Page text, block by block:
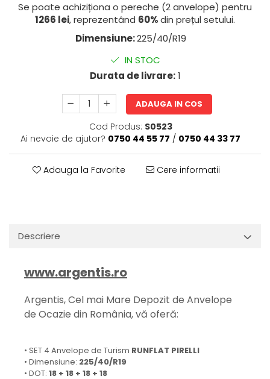
Se poate achiziționa o pereche (2 anvelope) pentru
1266 lei, reprezentând 60%din prețul setului.
Dimensiune:225/40/R19
IN STOC
Durata de livrare:1
ADAUGA IN COS
Cod Produs: S0523
Ai nevoie de ajutor? 0750 44 55 77 / 0750 44 33 77
Adauga la Favorite Cere informatii
Descriere
www.argentis.ro
Argentis, Cel mai Mare Depozit de Anvelope
de Ocazie din România, vă oferă:
• SET 4 Anvelope de Turism RUNFLAT PIRELLI
• Dimensiune: 225/40/R19
• DOT: 18 + 18 + 18 + 18